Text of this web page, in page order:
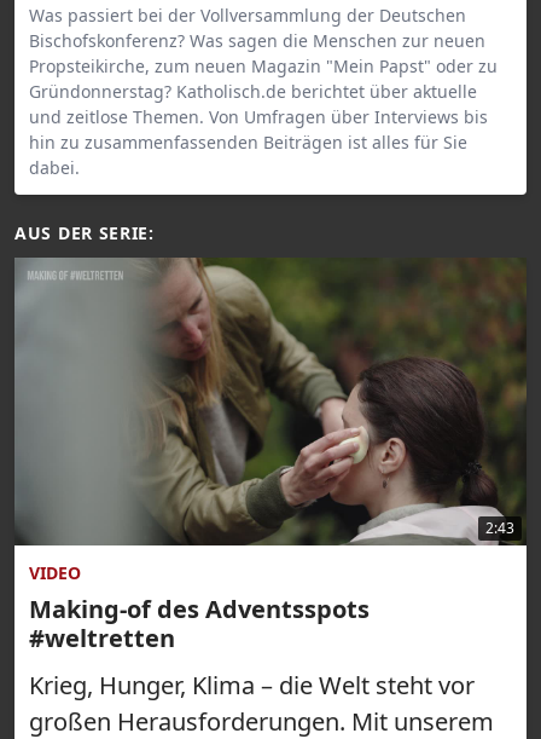
Was passiert bei der Vollversammlung der Deutschen
Bischofskonferenz? Was sagen die Menschen zur neuen
Propsteikirche, zum neuen Magazin "Mein Papst" oder zu
Gründonnerstag? Katholisch.de berichtet über aktuelle
und zeitlose Themen. Von Umfragen über Interviews bis
hin zu zusammenfassenden Beiträgen ist alles für Sie
dabei.
AUS DER SERIE:
2:43
VIDEO
Making-of des Adventsspots
#weltretten
Krieg, Hunger, Klima – die Welt steht vor
großen Herausforderungen. Mit unserem